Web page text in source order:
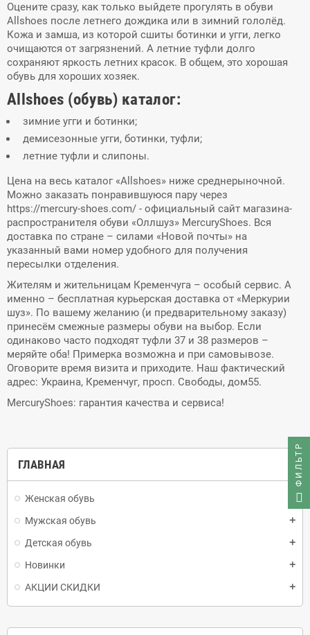
ГЛАВНАЯ
Женская обувь
Мужская обувь add
Детская обувь add
Новинки add
АКЦИИ СКИДКИ add
Оцените сразу, как только выйдете прогулять в обуви
Allshoes после летнего дождика или в зимний гололёд.
Кожа и замша, из которой сшиты ботинки и угги, легко
очищаются от загрязнений. А летние туфли долго
сохраняют яркость летних красок. В общем, это хорошая
обувь для хороших хозяек.
Аllshoes (обувь) каталог:
зимние угги и ботинки;
демисезонные угги, ботинки, туфли;
летние туфли и слипоны.
Цена на весь каталог «Allshoes» ниже среднерыночной.
Можно заказать понравившуюся пару через
https://mercury-shoes.com/ - официальный сайт магазина-
распространителя обуви «Оллшуз» MercuryShoes. Вся
доставка по стране – силами «Новой почты» на
указанный вами номер удобного для получения
пересылки отделения.
Жителям и жительницам Кременчуга – особый сервис. А
именно – бесплатная курьерская доставка от «Меркурии
шуз». По вашему желанию (и предварительному заказу)
принесём смежные размеры обуви на выбор. Если
одинаково часто подходят туфли 37 и 38 размеров –
меряйте оба! Примерка возможна и при самовывозе.
Оговорите время визита и приходите. Наш фактический
адрес: Украина, Кременчуг, просп. Свободы, дом55.
MercuryShoes: гарантия качества и сервиса!
ФИЛЬТР